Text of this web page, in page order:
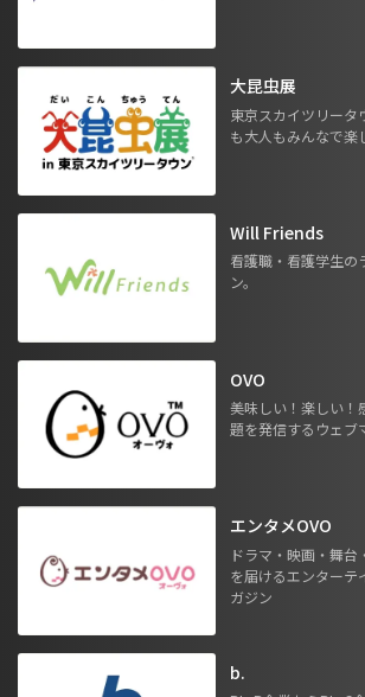
大昆虫展
東京スカイツリータ
も大人もみんなで楽
Will Friends
看護職・看護学生の
ン。
OVO
美味しい！楽しい
題を発信するウェブ
エンタメOVO
ドラマ・映画・舞台
を届けるエンターテ
ガジン
b.